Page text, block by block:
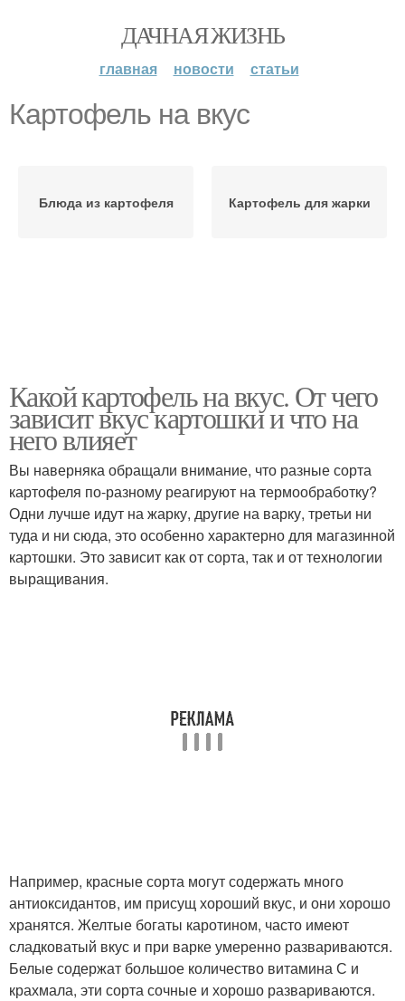
ДАЧНАЯ ЖИЗНЬ
главная новости статьи
Картофель на вкус
Блюда из картофеля Картофель для жарки
Какой картофель на вкус. От чего
зависит вкус картошки и что на
него влияет
Вы наверняка обращали внимание, что разные сорта
картофеля по-разному реагируют на термообработку?
Одни лучше идут на жарку, другие на варку, третьи ни
туда и ни сюда, это особенно характерно для магазинной
картошки. Это зависит как от сорта, так и от технологии
выращивания.
Например, красные сорта могут содержать много
антиоксидантов, им присущ хороший вкус, и они хорошо
хранятся. Желтые богаты каротином, часто имеют
сладковатый вкус и при варке умеренно развариваются.
Белые содержат большое количество витамина С и
крахмала, эти сорта сочные и хорошо развариваются.